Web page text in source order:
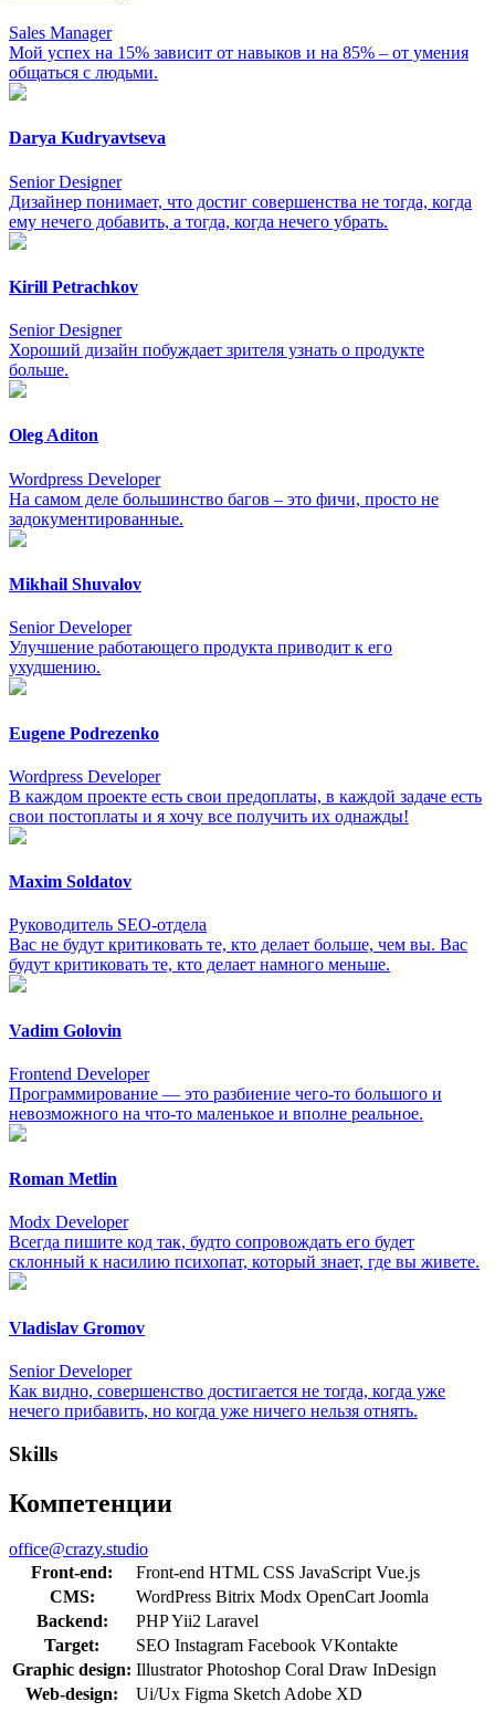
Sales Manager
Мой успех на 15% зависит от навыков и на 85% – от умения
общаться с людьми.
Darya Kudryavtseva
Senior Designer
Дизайнер понимает, что достиг совершенства не тогда, когда
ему нечего добавить, а тогда, когда нечего убрать.
Kirill Petrachkov
Senior Designer
Хороший дизайн побуждает зрителя узнать о продукте
больше.
Oleg Aditon
Wordpress Developer
На самом деле большинство багов – это фичи, просто не
задокументированные.
Mikhail Shuvalov
Senior Developer
Улучшение работающего продукта приводит к его
ухудшению.
Eugene Podrezenko
Wordpress Developer
В каждом проекте есть свои предоплаты, в каждой задаче есть
свои постоплаты и я хочу все получить их однажды!
Maxim Soldatov
Руководитель SEO-отдела
Вас не будут критиковать те, кто делает больше, чем вы. Вас
будут критиковать те, кто делает намного меньше.
Vadim Golovin
Frontend Developer
Программирование — это разбиение чего-то большого и
невозможного на что-то маленькое и вполне реальное.
Roman Metlin
Modx Developer
Всегда пишите код так, будто сопровождать его будет
склонный к насилию психопат, который знает, где вы живете.
Vladislav Gromov
Senior Developer
Как видно, совершенство достигается не тогда, когда уже
нечего прибавить, но когда уже ничего нельзя отнять.
Skills
Компетенции
office@crazy.studio
Front-end:
Front-end HTML CSS JavaScript Vue.js
CMS:
WordPress Bitrix Modx OpenCart Joomla
Backend:
PHPYii2 Laravel
Target:
SEO Instagram Facebook VKontakte
Graphic design: Illustrator Photoshop Coral Draw InDesign
Web-design:
Ui/Ux Figma SketchAdobe XD